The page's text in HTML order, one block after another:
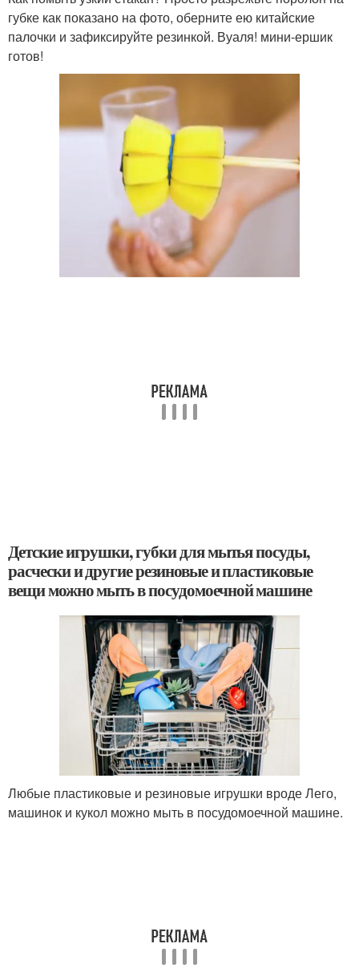
губке как показано на фото, оберните ею китайские
палочки и зафиксируйте резинкой. Вуаля! мини-ершик
готов!
Детские игрушки, губки для мытья посуды,
расчески и другие резиновые и пластиковые
вещи можно мыть в посудомоечной машине
Любые пластиковые и резиновые игрушки вроде Лего,
машинок и кукол можно мыть в посудомоечной машине.